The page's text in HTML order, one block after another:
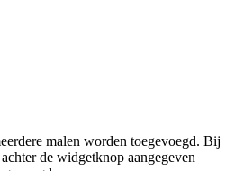
malen worden toegevoegd. Bij
de widgetknop aangegeven